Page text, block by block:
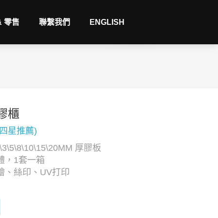
零售 聯繫我們 ENGLISH
櫃
星推薦)
厚膠板
，1套一箱
、絲印、UV打印